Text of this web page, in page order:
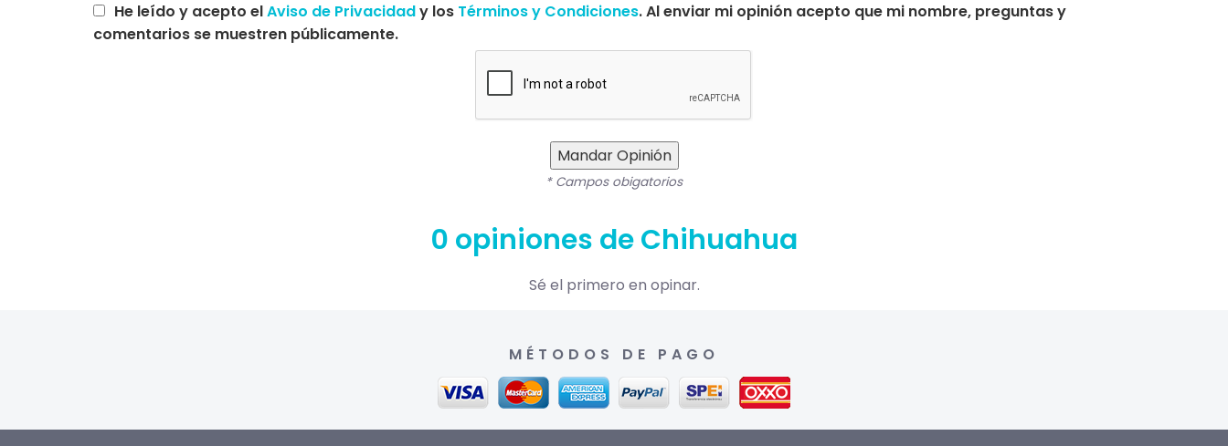
He leído y acepto elAviso de Privacidady los Términos y Condiciones. Al enviar mi opinión acepto que mi nombre, preguntas y
comentarios se muestren públicamente.
Mandar Opinión
* Campos obigatorios
0 opiniones de Chihuahua
Sé el primero en opinar.
MÉTODOS DE PAGO